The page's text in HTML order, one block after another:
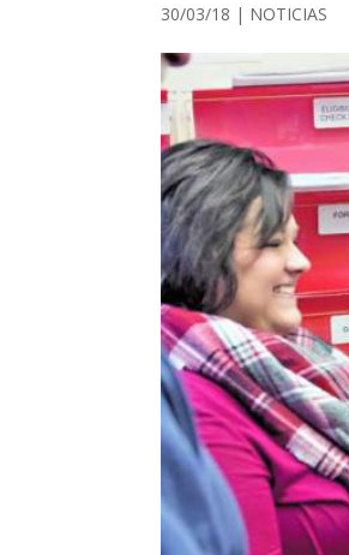
30/03/18 | NOTICIAS